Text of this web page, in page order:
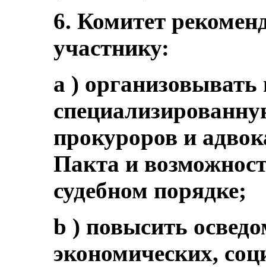
6. Комитет
участнику:
a ) организовывать
прокуроров и
Пакта и
судебном порядке;
b ) повысить
экономических,